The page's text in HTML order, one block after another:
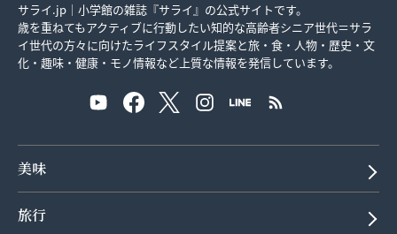
サライ.jp｜小学館の雑誌『サライ』の公式サイトです。
歳を重ねてもアクティブに行動したい知的な高齢者シニア世代＝サラ
イ世代の方々に向けたライフスタイル提案と旅・食・人物・歴史・文
化・趣味・健康・モノ情報など上質な情報を発信しています。
美味
旅行